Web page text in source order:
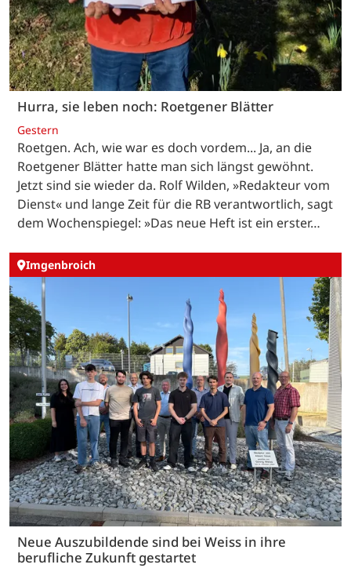
Hurra, sie leben noch: Roetgener Blätter
Gestern
Roetgen. Ach, wie war es doch vordem... Ja, an die
Roetgener Blätter hatte man sich längst gewöhnt.
Jetzt sind sie wieder da. Rolf Wilden, »Redakteur vom
Dienst« und lange Zeit für die RB verantwortlich, sagt
dem Wochenspiegel: »Das neue Heft ist ein erster…
Imgenbroich
Neue Auszubildende sind bei Weiss in ihre
berufliche Zukunft gestartet